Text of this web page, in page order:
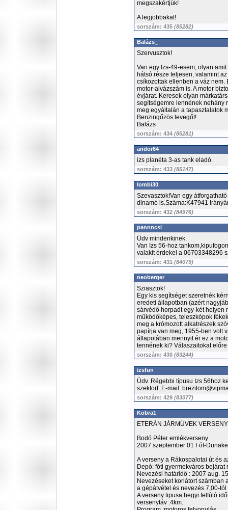
megszakértjük!
A legjobbakat!
sorszám: 435 (85282)
Balázs_
Szervusztok!
Van egy Izs-49-esem, olyan
hátsó része teljesen, valamint
csíkozottak ellenben a váz
motor-alvázszám is. A motor
évjárat. Keresek olyan
segítségemre lennének nehány
meg egyáltalán a tapasztalatok
Benzingőzös levegőt!
Balázs
sorszám: 434 (85281)
andor64
izs planéta 3-as tank eladó.
sorszám: 433 (85147)
lombi30
Szevasztok!Van egy
dinamó is.Száma:K47941
sorszám: 432 (84976)
pannncsi
Üdv mindenkinek.
Van Izs 56-hoz
valakit érdekel a 06703348296
sorszám: 431 (84079)
neoberger
Sziasztok!
Egy kis segítséget szeretnék
eredeti állapotban (azért
sárvédő horpadt egy-két helyen
működőképes, teleszkópok
meg a krómozott alkatrészek
papírja van meg, 1955-ben volt
állapotában mennyit ér ez a
tennének ki? Válaszaitokat
sorszám: 430 (83244)
izsfun
Üdv. Régebbi típusu Izs 56hoz
szektort .E-mail:
sorszám: 429 (83077)
Kobra1
ETERÁN JÁRMÜVEK
Bodó Péter emlékverseny
2007 szeptember 01 Fót-
A verseny a Rákospalotai út és
Depó: fóti gyermekváros bejárat
Nevezési határidő : 2007 aug. 15
Nevezéseket korlátort számban
a gépátvétel és nevezés 7,00-tól
A verseny tipusa hegyi felfútó
versenytáv :4km.